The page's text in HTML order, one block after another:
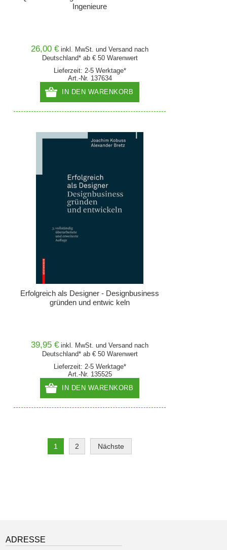
Ingenieure
26,00 € inkl. MwSt. undVersand nach
Deutschland* ab € 50 Warenwert
Lieferzeit: 2-5 Werktage*
Art.-Nr. 137634
IN DEN WARENKORB
Erfolgreich als Designer - Designbusiness
gründen und entwic keln
39,95 € inkl. MwSt. undVersand nach
Deutschland* ab € 50 Warenwert
Lieferzeit: 2-5 Werktage*
Art.-Nr. 135525
IN DEN WARENKORB
1 2 Nächste
ADRESSE